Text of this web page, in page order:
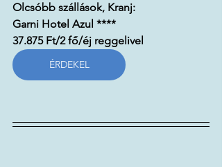
Olcsóbb szállások, Kranj:
Garni Hotel Azul ****
37.875 Ft/2 fő/éj reggelivel
ÉRDEKEL